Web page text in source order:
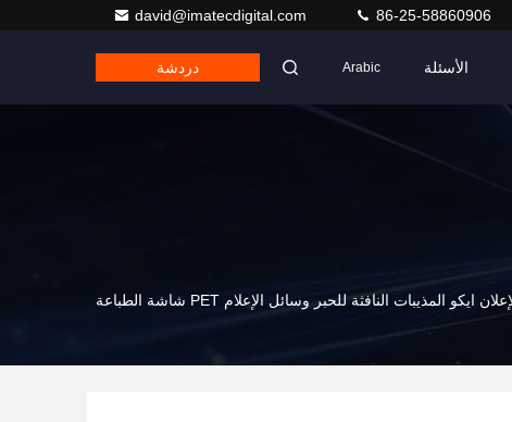
david@imatecdigital.com 86-25-58860906
الأسئلة Arabic دردشة
الإعلان ايكو المذيبات النافثة للحبر وسائل الإعلام PET شاشة الطباعة